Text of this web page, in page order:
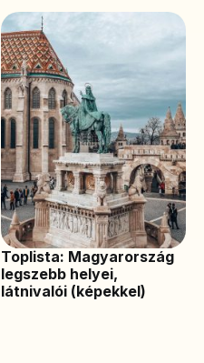
Toplista: Magyarország
legszebb helyei,
látnivalói (képekkel)